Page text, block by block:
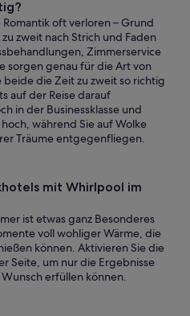
oft verloren – Grund
zweit nach Strich und Faden
Zimmerservice
sorgen genau für die Art von
beide die Zeit zu zweit so richtig
auf der Reise darauf
in der Businessklasse und
während Sie auf Wolke
Träume entgegenfliegen.
mit Whirlpool im
ist etwas ganz Besonderes
voll wohliger Wärme, die
können. Aktivieren Sie die
Seite, um nur die Ergebnisse
erfüllen können.